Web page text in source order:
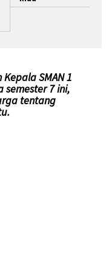
SMAN 1
semester 7 ini,
tentang